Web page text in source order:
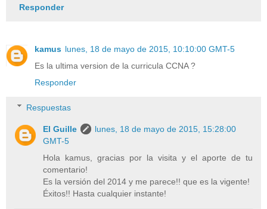
Responder
kamus lunes, 18 de mayo de 2015, 10:10:00 GMT-5
Es la ultima version de la curricula CCNA ?
Responder
Respuestas
El Guille
lunes, 18 de mayo de 2015, 15:28:00
GMT-5
Hola kamus, gracias por la visita y el aporte de tu
comentario!
Es la versión del 2014 y me parece!! que es la vigente!
Éxitos!! Hasta cualquier instante!